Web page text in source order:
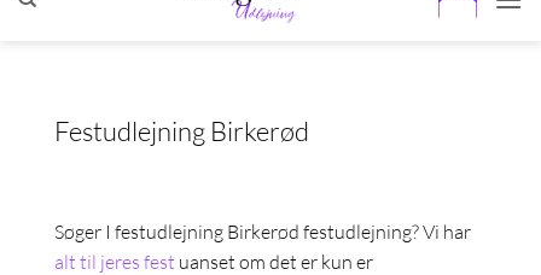
Festudlejning Birkerød
Søger I festudlejning Birkerød festudlejning? Vi har
alt til jeres fest uanset om det er kun er